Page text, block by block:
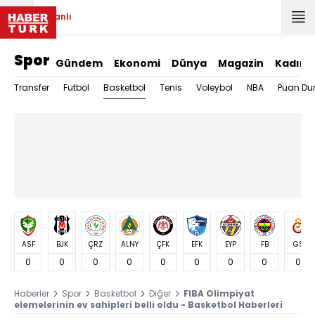
Canlı
Spor Gündem Ekonomi Dünya Magazin Kadın
Transfer Futbol Basketbol Tenis Voleybol NBA Puan
ASF
0
BJK
0
ÇRZ
0
ALNY
0
ÇFK
0
EFK
0
EYP
0
FB
0
GS
0
Haberler Spor Basketbol Diğer
FIBA Olimpiyat
elemelerinin ev sahipleri belli oldu - Basketbol Haberleri